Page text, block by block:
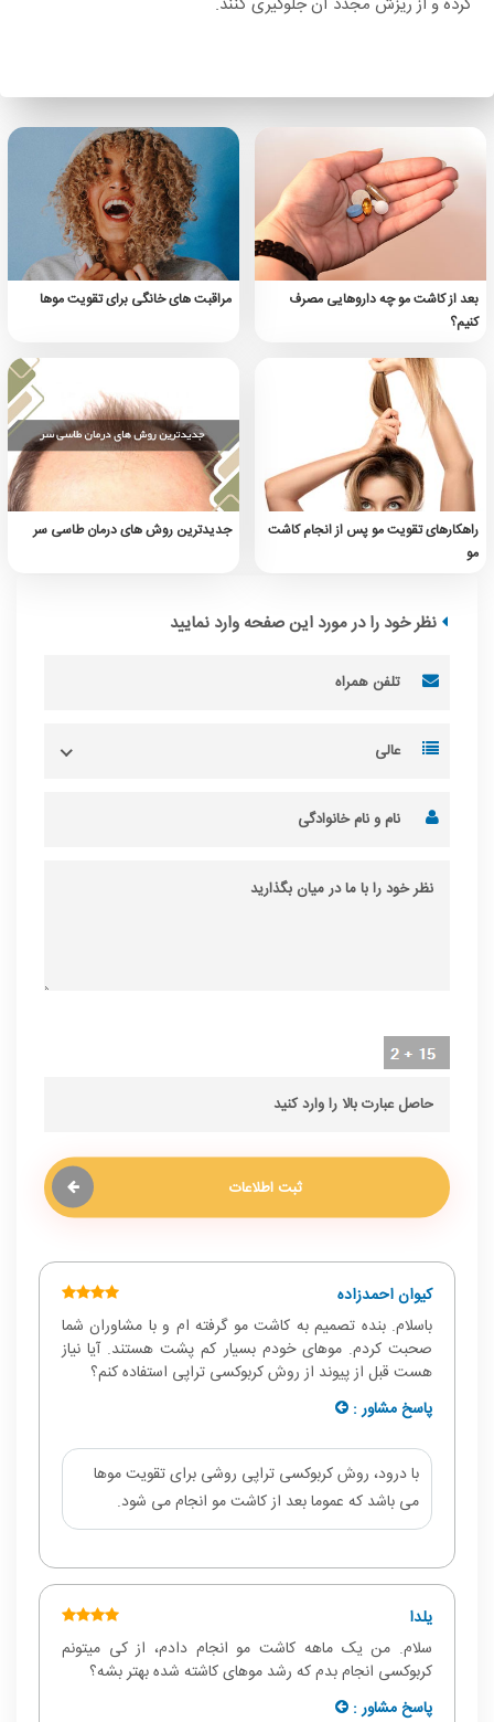
بعد از کاشت مو چه داروهایی مصرف
کنیم؟
مراقبت های خانگی برای تقویت موها
راهکارهای تقویت مو پس از انجام کاشت
مو
جدیدترین روش های درمان طاسی سر
نظر خود را در مورد این صفحه وارد نمایید
عالی
ثبت اطلاعات
کیوان احمدزاده
باسلام. بنده تصمیم به کاشت مو گرفته ام و با مشاوران شما
صحبت کردم. موهای خودم بسیار کم پشت هستند. آیا نیاز
هست قبل از پیوند از روش کربوکسی تراپی استفاده کنم؟
پاسخ مشاور :
با درود، روش کربوکسی تراپی روشی برای تقویت موها
می باشد که عموما بعد از کاشت مو انجام می شود.
یلدا
سلام. من یک ماهه کاشت مو انجام دادم، از کی میتونم
کربوکسی انجام بدم که رشد موهای کاشته شده بهتر بشه؟
پاسخ مشاور :